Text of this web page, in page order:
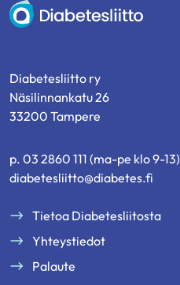
Diabetesliitto
Diabetesliitto ry
Näsilinnankatu 26
33200 Tampere
p. 03 2860 111 (ma-pe klo 9-13)
diabetesliitto@diabetes.fi
Tietoa Diabetesliitosta
Yhteystiedot
Palaute